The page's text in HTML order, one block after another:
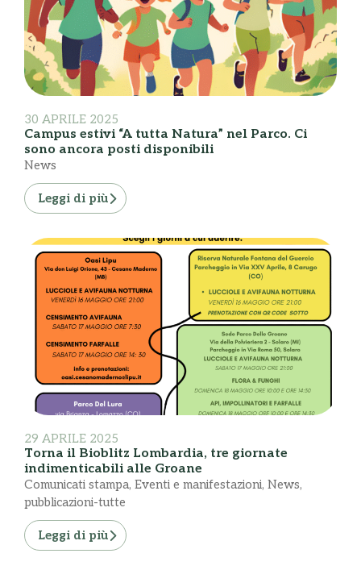
30 APRILE 2025
Campus estivi “A tutta Natura” nel Parco. Ci
sono ancora posti disponibili
News
Leggi di più
29 APRILE 2025
Torna il Bioblitz Lombardia, tre giornate
indimenticabili alle Groane
Comunicati stampa, Eventi e manifestazioni, News,
pubblicazioni-tutte
Leggi di più